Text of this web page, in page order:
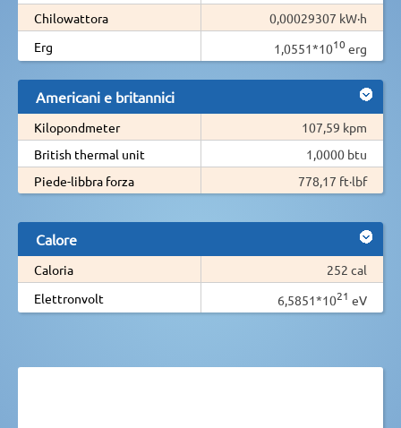
Chilowattora
0,00029307 kW·h
Erg
1,0551*1010 erg
Americani e britannici
Kilopondmeter
107,59 kpm
British thermal unit
1,0000 btu
Piede-libbra forza
778,17 ft·lbf
Calore
Caloria
252 cal
Elettronvolt
6,5851*1021 eV